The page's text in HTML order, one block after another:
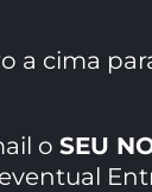
a cima
oSEU